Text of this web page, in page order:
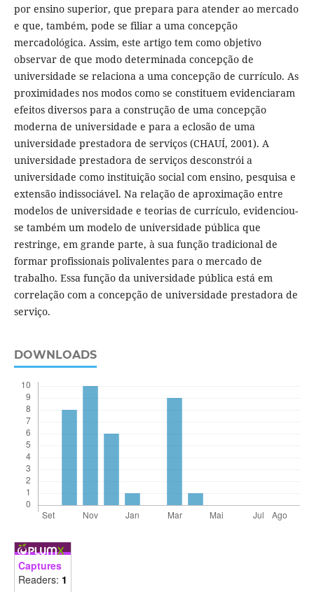
por ensino superior, que prepara para atender ao mercado
e que, também, pode se filiar a uma concepção
mercadológica. Assim, este artigo tem como objetivo
observar de que modo determinada concepção de
universidade se relaciona a uma concepção de currículo. As
proximidades nos modos como se constituem evidenciaram
efeitos diversos para a construção de uma concepção
moderna de universidade e para a eclosão de uma
universidade prestadora de serviços (CHAUÍ, 2001). A
universidade prestadora de serviços desconstrói a
universidade como instituição social com ensino, pesquisa e
extensão indissociável. Na relação de aproximação entre
modelos de universidade e teorias de currículo, evidenciou-
se também um modelo de universidade pública que
restringe, em grande parte, à sua função tradicional de
formar profissionais polivalentes para o mercado de
trabalho. Essa função da universidade pública está em
correlação com a concepção de universidade prestadora de
serviço.
DOWNLOADS
Captures
Readers: 1